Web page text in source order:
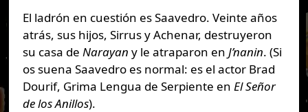
El ladrón en cuestión es Saavedro. Veinte años
atrás, sus hijos, Sirrus y Achenar, destruyeron
su casa de Narayan y le atraparon en J’nanin. (Si
os suena Saavedro es normal: es el actor Brad
Dourif, Grima Lengua de Serpiente en El Señor
de los Anillos).